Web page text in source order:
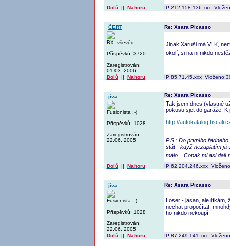
Dolů|| Nahoru IP:212.158.136.xxx
ČERT
BX_vševěd
Příspěvků: 3720
Zaregistrován:
01.03. 2006
Re: Xsara Picasso
Jinak Xaruši má VLK,
okolí, si na ni nikdo
Dolů|| Nahoru IP:85.71.45.xxx
jíva
Fusionista :-)
Příspěvků: 1028
Zaregistrován:
22.06. 2005
Re: Xsara Picasso
Tak jsem dnes (vlastně
pokusu sjet do garáže.
http://
P.S.: Do prvního
stát - když nezaplatím já
málo... Copak mi asi dají
Dolů|| Nahoru IP:62.204.246.xxx
jíva
Fusionista :-)
Příspěvků: 1028
Zaregistrován:
22.06. 2005
Re: Xsara Picasso
Loser - jasan, ale říkám,
nechat propočítat,
ho nikdo nekoupí.
Dolů|| Nahoru IP:87.249.141.xxx